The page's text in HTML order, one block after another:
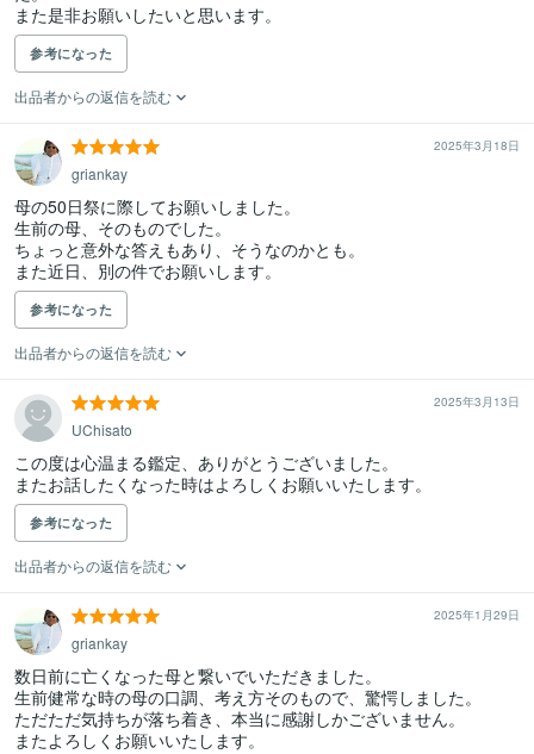
また是非お願いしたいと思います。
参考になった
出品者からの返信を読む
2025年3月18日
griankay
母の50日祭に際してお願いしました。
生前の母、そのものでした。
ちょっと意外な答えもあり、そうなのかとも。
また近日、別の件でお願いします。
参考になった
出品者からの返信を読む
2025年3月13日
UChisato
この度は心温まる鑑定、ありがとうございました。
またお話したくなった時はよろしくお願いいたします。
参考になった
出品者からの返信を読む
2025年1月29日
griankay
数日前に亡くなった母と繋いでいただきました。
生前健常な時の母の口調、考え方そのもので、驚愕しました。
ただただ気持ちが落ち着き、本当に感謝しかございません。
またよろしくお願いいたします。